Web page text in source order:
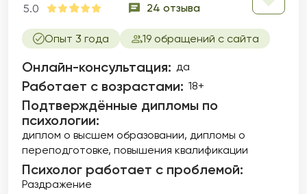
5.0 24 отзыва
Опыт 3 года 19 обращений с сайта
Онлайн-консультация: да
Работает с возрастами: 18+
Подтверждённые дипломы по
психологии:
диплом о высшем образовании дипломы о
переподготовке повышения квалификации
Психолог работает с проблемой:
Раздражение